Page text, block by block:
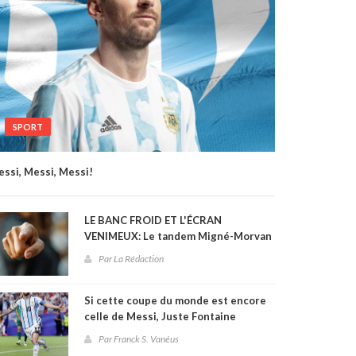
SPORT
Messi, Messi!
LE BANC FROID ET L'ÉCRAN
VENIMEUX: Le tandem Migné-Morvan
et le naufrage de la sélection
Par La Rédaction
Si cette coupe du monde est encore
celle de Messi, Juste Fontaine
pourrait être effacé des annales
Par Franck S. Vanéus